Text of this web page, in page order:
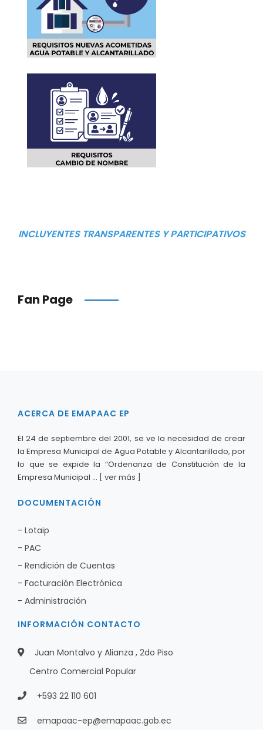
INCLUYENTES TRANSPARENTES Y PARTICIPATIVOS
Fan Page
ACERCA DE EMAPAAC EP
El 24 de septiembre del 2001, se ve la necesidad de crear
la Empresa Municipal de Agua Potable y Alcantarillado, por
lo que se expide la “Ordenanza de Constitución de la
Empresa Municipal ... [ ver más ]
DOCUMENTACIÓN
- Lotaip
- PAC
- Rendición de Cuentas
- Facturación Electrónica
- Administración
INFORMACIÓN CONTACTO
Juan Montalvo y Alianza , 2do Piso
Centro Comercial Popular
+593 22 110 601
emapaac-ep@emapaac.gob.ec